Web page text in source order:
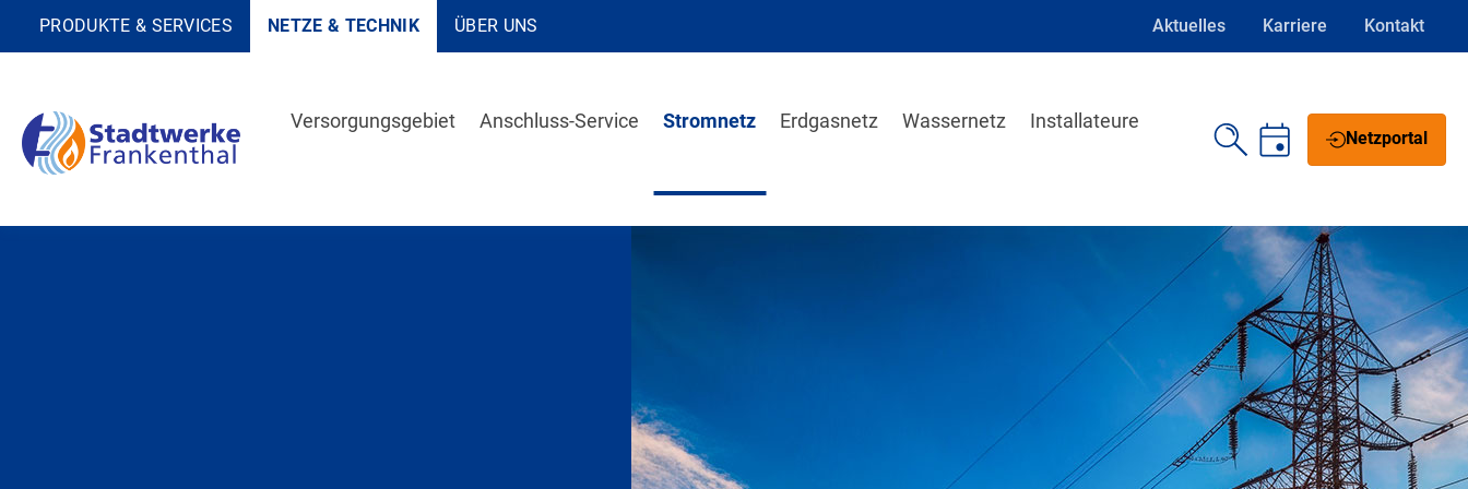
PRODUKTE & SERVICES NETZE & TECHNIK ÜBER UNS Aktuelles Karriere Kontakt
Versorgungsgebiet Anschluss-Service Stromnetz Erdgasnetz Wassernetz Installateure
Netzportal
Schrift vergrößern
Schrift verkleinern
Wortabstand vergrößern
Wortabstand verkleinern
Zeilenabstand vergrößern